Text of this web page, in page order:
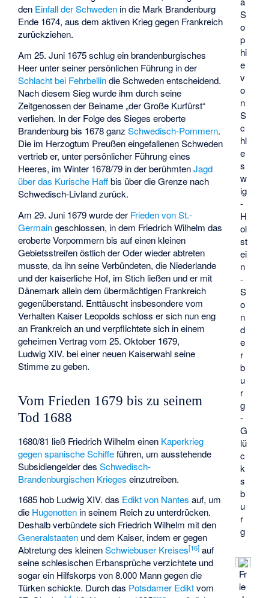
S
o
p
hi
e
v
o
n
S
c
hl
e
s
w
ig
-
H
ol
st
ei
n
-
S
o
n
d
e
r
b
u
r
g
-
G
lü
c
k
s
b
u
r
g
Fr
ie
den Einfall der Schweden in die Mark Brandenburg
Ende 1674, aus dem aktiven Krieg gegen Frankreich
zurückziehen.
Am 25. Juni 1675 schlug ein brandenburgisches
Heer unter seiner persönlichen Führung in der
Schlacht bei Fehrbellindie Schweden entscheidend.
Nach diesem Sieg wurde ihm durch seine
Zeitgenossen der Beiname „der Große Kurfürst“
verliehen. In der Folge des Sieges eroberte
Brandenburg bis 1678 ganzSchwedisch-Pommern.
Die im Herzogtum Preußen eingefallenen Schweden
vertrieb er, unter persönlicher Führung eines
Heeres, im Winter 1678/79 in der berühmtenJagd
über das Kurische Haffbis über die Grenze nach
Schwedisch-Livland zurück.
Am 29. Juni 1679 wurde der Frieden von St.-
Germaingeschlossen, in dem Friedrich Wilhelm das
eroberte Vorpommern bis auf einen kleinen
Gebietsstreifen östlich der Oder wieder abtreten
musste, da ihn seine Verbündeten, die Niederlande
und der kaiserliche Hof, im Stich ließen und er mit
Dänemark allein dem übermächtigen Frankreich
gegenüberstand. Enttäuscht insbesondere vom
Verhalten Kaiser Leopolds schloss er sich nun eng
an Frankreich an und verpflichtete sich in einem
geheimen Vertrag vom 25. Oktober 1679,
Ludwig XIV. bei einer neuen Kaiserwahl seine
Stimme zu geben.
Vom Frieden 1679 bis zu seinem
Tod 1688
1680/81 ließ Friedrich Wilhelm einen Kaperkrieg
gegen spanische Schiffeführen, um ausstehende
Subsidiengelder desSchwedisch-
Brandenburgischen Krieges einzutreiben.
1685 hob Ludwig XIV. das Edikt von Nantes auf, um
die Hugenotten in seinem Reich zu unterdrücken.
Deshalb verbündete sich Friedrich Wilhelm mit den
Generalstaaten und dem Kaiser, indem er gegen
Abtretung des kleinenSchwiebuser Kreises[16] auf
seine schlesischen Erbansprüche verzichtete und
sogar ein Hilfskorps von 8.000 Mann gegen die
Türken schickte. Durch das Potsdamer Ediktvom